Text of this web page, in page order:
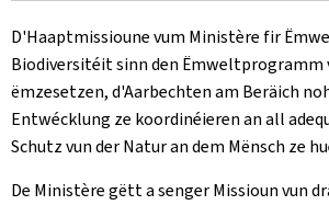
D'Haaptmissioune vum Ministère fir
Biodiversitéit sinn den Ëmweltprogramm
ëmzesetzen, d'Aarbechten am Beräich
Entwécklung ze koordinéieren an all
Schutz vun der Natur an dem Mënsch ze
De Ministère gëtt a senger Missioun vun